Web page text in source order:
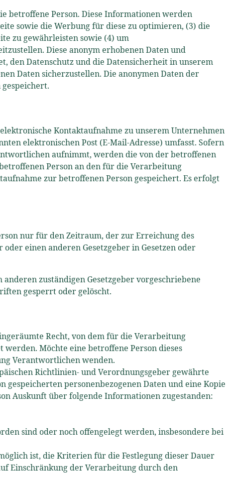
betroffene Person. Diese Informationen werden
sowie die Werbung für diese zu optimieren, (3) die
zu gewährleisten sowie (4) um
Diese anonym erhobenen Daten und
den Datenschutz und die Datensicherheit in unserem
Daten sicherzustellen. Die anonymen Daten der
Kontaktaufnahme zu unserem Unternehmen
elektronischen Post (E-Mail-Adresse) umfasst. Sofern
aufnimmt, werden die von der betroffenen
Person an den für die Verarbeitung
zur betroffenen Person gespeichert. Es erfolgt
nur für den Zeitraum, der zur Erreichung des
einen anderen Gesetzgeber in Gesetzen oder
zuständigen Gesetzgeber vorgeschriebene
gesperrt oder gelöscht.
Recht, von dem für die Verarbeitung
Möchte eine betroffene Person dieses
Verantwortlichen wenden.
Richtlinien- und Verordnungsgeber gewährte
personenbezogenen Daten und eine Kopie
Auskunft über folgende Informationen zugestanden:
sind oder noch offengelegt werden, insbesondere bei
ist, die Kriterien für die Festlegung dieser Dauer
Einschränkung der Verarbeitung durch den